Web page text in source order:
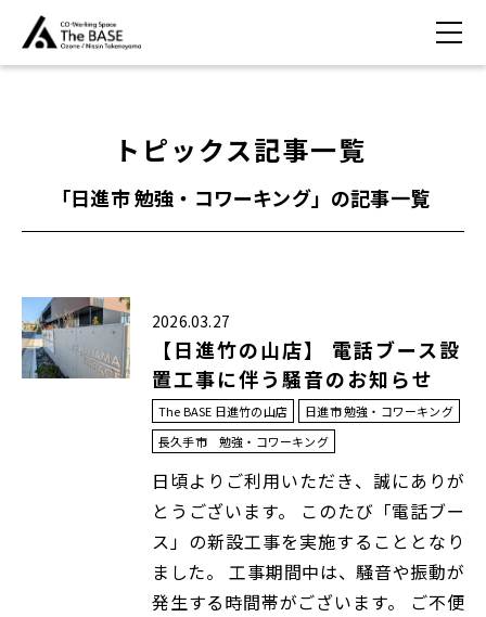
トピックス記事一覧
「日進市 勉強・コワーキング」の記事一覧
2026.03.27
【日進竹の山店】 電話ブース設
置工事に伴う騒音のお知らせ
The BASE 日進竹の山店
日進市 勉強・コワーキング
長久手市 勉強・コワーキング
日頃よりご利用いただき、誠にありが
とうございます。 このたび「電話ブー
ス」の新設工事を実施することとなり
ました。 工事期間中は、騒音や振動が
発生する時間帯がございます。 ご不便